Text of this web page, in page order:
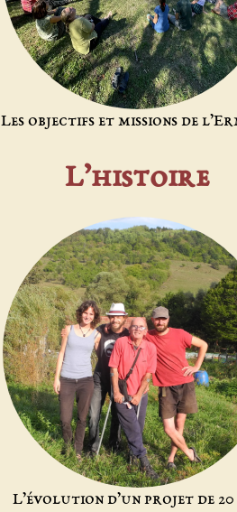
Les objectifs et missions de
L’histoire
L’évolution d’un projet de 20